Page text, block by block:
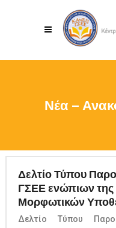
Νέα –
Δελτίο Τύπου
ΓΣΕΕ ενώπιων της
Μορφωτικών
Δελτίο Τύπου